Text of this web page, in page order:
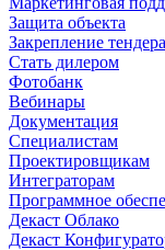
Защита объекта
Закрепление тендера
Стать дилером
Фотобанк
Вебинары
Документация
Специалистам
Проектировщикам
Интеграторам
Программное
Декаст Облако
Декаст